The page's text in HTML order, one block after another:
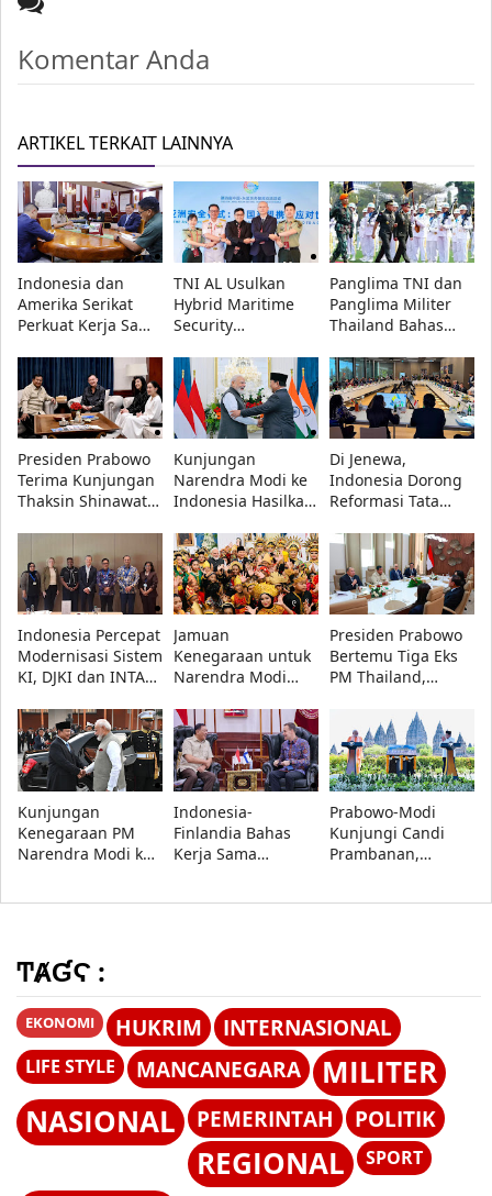
Komentar Anda
ARTIKEL TERKAIT LAINNYA
Indonesia dan
Amerika Serikat
Perkuat Kerja Sama
Menhan Sjafrie
Bahas Stabilitas
Kawasan
TNI AL Usulkan
Hybrid Maritime
Security
Forum Pertahanan
China-ASEAN 2026
Panglima TNI dan
Panglima Militer
Thailand Bahas
Sama Strategis di
Jakarta
Presiden Prabowo
Terima Kunjungan
Thaksin Shinawatra
Kunjungan
Narendra Modi ke
Indonesia Hasilkan
dari Teknologi
hingga Antariksa
Di Jenewa,
Indonesia Dorong
Reformasi Tata
Musik dan
Jurnalistik dalam
Forum WIPO
Indonesia Percepat
Modernisasi Sistem
KI, DJKI dan INTA
Penegakan Hukum
Jamuan
Kenegaraan untuk
Narendra Modi
Tradisional dan
Musik Nusantara
Presiden Prabowo
Bertemu Tiga Eks
PM Thailand,
dan Penguatan
Ekonomi Indonesia
Kunjungan
Kenegaraan PM
Narendra Modi ke
Strategis
Indonesia-
Finlandia Bahas
Kerja Sama
Prabowo-Modi
Kunjungi Candi
Prambanan,
ͲȺƓϚ :
EKONOMI HUKRIM INTERNASIONAL
LIFE STYLE MANCANEGARA
MILITER
NASIONAL
PEMERINTAH POLITIK
REGIONAL SPORT